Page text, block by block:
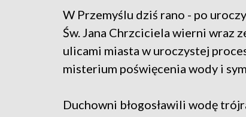
W Przemyślu dziś rano - po
Św. Jana Chrzciciela wierni wraz
ulicami miasta w uroczystej
misterium poświęcenia wody i
Duchowni błogosławili wodę